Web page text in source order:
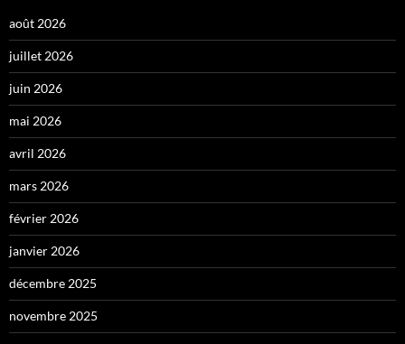
août 2026
juillet 2026
juin 2026
mai 2026
avril 2026
mars 2026
février 2026
janvier 2026
décembre 2025
novembre 2025